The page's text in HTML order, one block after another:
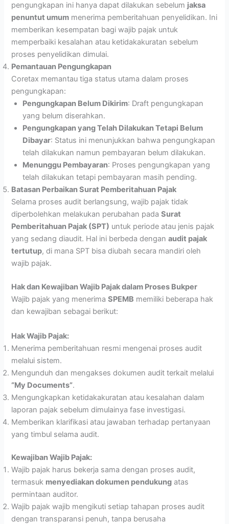
pengungkapan ini hanya dapat dilakukan sebelum jaksa
penuntut umum menerima pemberitahuan penyelidikan. Ini
memberikan kesempatan bagi wajib pajak untuk
memperbaiki kesalahan atau ketidakakuratan sebelum
proses penyelidikan dimulai.
Pemantauan Pengungkapan
Coretax memantau tiga status utama dalam proses
pengungkapan:
Pengungkapan Belum Dikirim: Draft pengungkapan
yang belum diserahkan.
Pengungkapan yang Telah Dilakukan Tetapi Belum
Dibayar: Status ini menunjukkan bahwa pengungkapan
telah dilakukan namun pembayaran belum dilakukan.
Menunggu Pembayaran: Proses pengungkapan yang
telah dilakukan tetapi pembayaran masih pending.
Batasan Perbaikan Surat Pemberitahuan Pajak
Selama proses audit berlangsung, wajib pajak tidak
diperbolehkan melakukan perubahan padaSurat
Pemberitahuan Pajak (SPT) untuk periode atau jenis pajak
yang sedang diaudit. Hal ini berbeda denganaudit pajak
tertutup, di mana SPT bisa diubah secara mandiri oleh
wajib pajak.
Hak dan Kewajiban Wajib Pajak dalam Proses Bukper
Wajib pajak yang menerimaSPEMB memiliki beberapa hak
dan kewajiban sebagai berikut:
Hak Wajib Pajak:
Menerima pemberitahuan resmi mengenai proses audit
melalui sistem.
Mengunduh dan mengakses dokumen audit terkait melalui
“My Documents”.
Mengungkapkan ketidakakuratan atau kesalahan dalam
laporan pajak sebelum dimulainya fase investigasi.
Memberikan klarifikasi atau jawaban terhadap pertanyaan
yang timbul selama audit.
Kewajiban Wajib Pajak:
Wajib pajak harus bekerja sama dengan proses audit,
termasuk menyediakan dokumen pendukung atas
permintaan auditor.
Wajib pajak wajib mengikuti setiap tahapan proses audit
dengan transparansi penuh, tanpa berusaha